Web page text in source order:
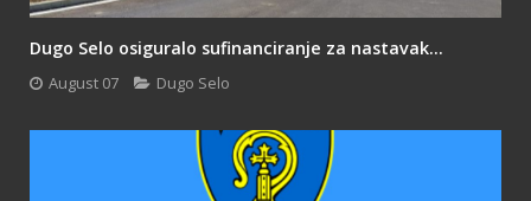
Dugo Selo osiguralo sufinanciranje za nastavak...
August 07 Dugo Selo